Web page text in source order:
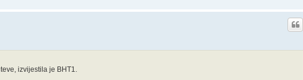
izvijestila je BHT1.